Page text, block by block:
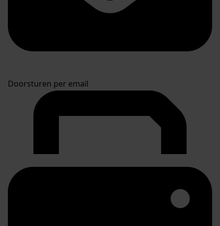
Doorsturen per email